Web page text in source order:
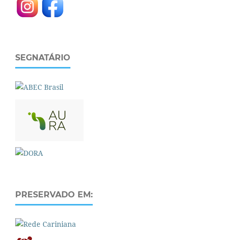
SEGNATÁRIO
PRESERVADO EM: